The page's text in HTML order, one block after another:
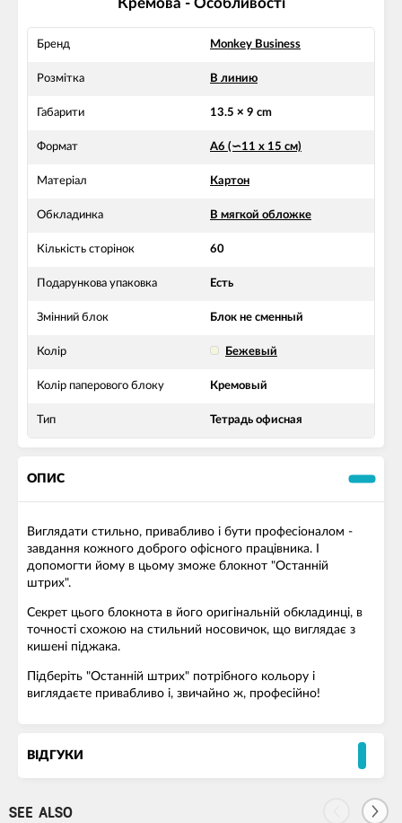
Кремова - Особливості
Бренд Monkey Business
Розмітка В линию
Габарити 13.5 × 9 cm
Формат А6 (∽11 х 15 см)
Матеріал Картон
Обкладинка В мягкой обложке
Кількість сторінок 60
Подарункова упаковка Есть
Змінний блок Блок не сменный
Колір Бежевый
Колір паперового блоку Кремовый
Тип Тетрадь офисная
ОПИС
Виглядати стильно, привабливо і бути професіоналом -
завдання кожного доброго офісного працівника. І
допомогти йому в цьому зможе блокнот "Останній
штрих".
Секрет цього блокнота в його оригінальній обкладинці, в
точності схожою на стильний носовичок, що виглядає з
кишені піджака.
Підберіть "Останній штрих" потрібного кольору і
виглядаєте привабливо і, звичайно ж, професійно!
ВІДГУКИ
SEE ALSO